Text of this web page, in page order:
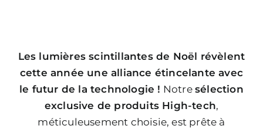
Les lumières scintillantes de Noël révèlent
cette année une alliance étincelante avec
le futur de la technologie ! Notresélection
exclusive de produits High-tech,
méticuleusement choisie, est prête à